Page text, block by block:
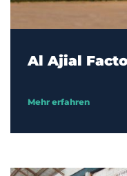
Al Ajial
Mehr erfahren